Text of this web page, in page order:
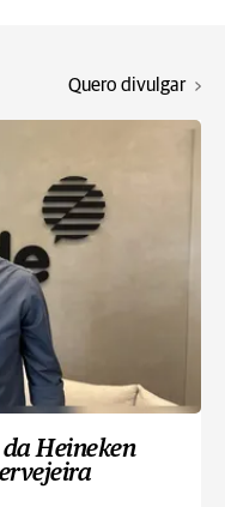
Quero divulgar
da Heineken